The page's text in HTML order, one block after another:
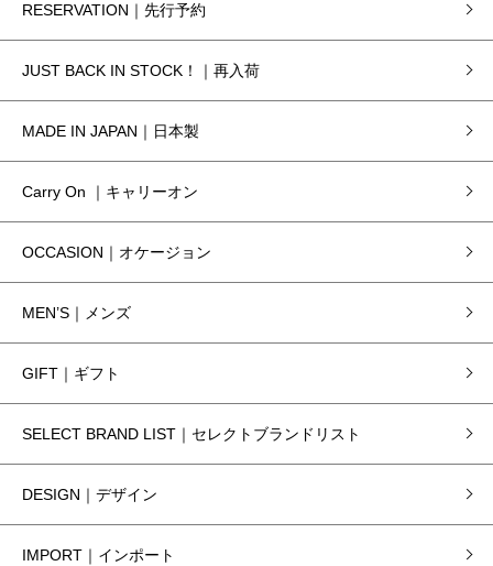
RESERVATION｜先行予約
JUST BACK IN STOCK！｜再入荷
MADE IN JAPAN｜日本製
Carry On ｜キャリーオン
OCCASION｜オケージョン
MEN’S｜メンズ
GIFT｜ギフト
SELECT BRAND LIST｜セレクトブランドリスト
DESIGN｜デザイン
IMPORT｜インポート